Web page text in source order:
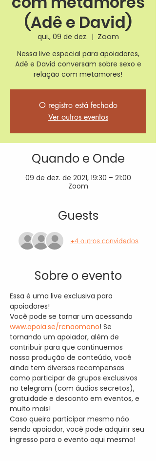
(Adê e David)
qui., 09 de dez.
  |
Zoom
Nessa live especial para apoiadores,
Adê e David conversam sobre sexo e
relação com metamores!
O registro está fechado
Ver outros eventos
Quando e Onde
09 de dez. de 2021, 19:30 – 21:00
Zoom
Guests
+4 outros convidados
Sobre o evento
Essa é uma live exclusiva para
apoiadores!
Você pode se tornar um acessando
www.apoia.se/rcnaomono! Se
tornando um apoiador, além de
contribuir para que continuemos
nossa produção de conteúdo, você
ainda tem diversas recompensas
como participar de grupos exclusivos
no telegram (com áudios secretos),
gratuidade e desconto em eventos, e
muito mais!
Caso queira participar mesmo não
sendo apoiador, você pode adquirir seu
ingresso para o evento aqui mesmo!